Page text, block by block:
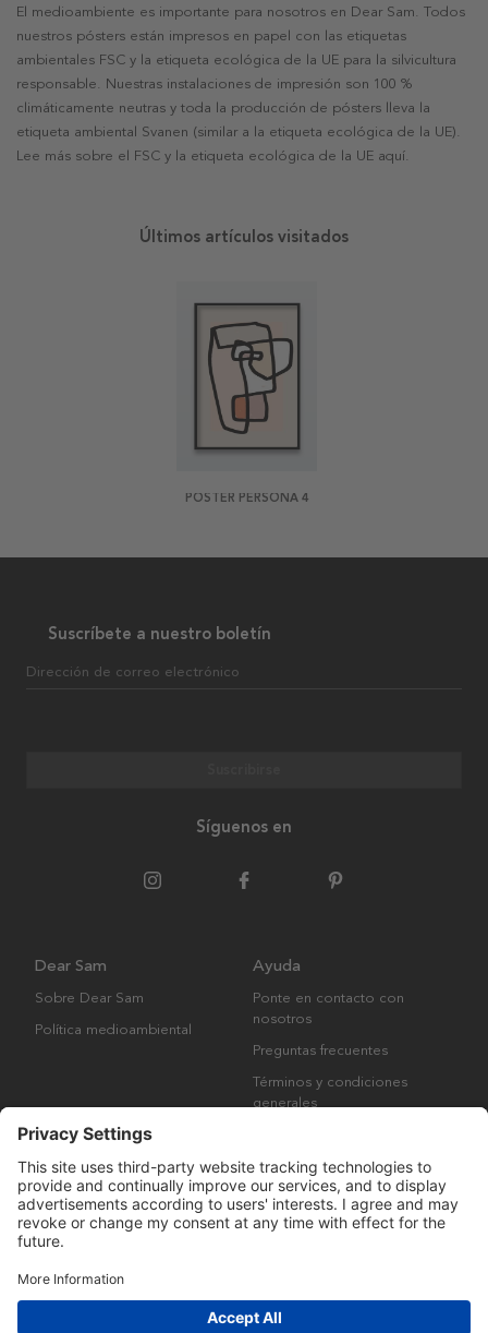
El medioambiente es importante para nosotros en Dear Sam. Todos
nuestros pósters están impresos en papel con las etiquetas
ambientales FSC y la etiqueta ecológica de la UE para la silvicultura
responsable. Nuestras instalaciones de impresión son 100 %
climáticamente neutras y toda la producción de pósters lleva la
etiqueta ambiental Svanen (similar a la etiqueta ecológica de la UE).
Lee más sobre el FSC y la etiqueta ecológica de la UE aquí.
Últimos artículos visitados
POSTER PERSONA 4
Suscríbete a nuestro boletín
Dirección de correo electrónico
Síguenos en
Dear Sam
Sobre Dear Sam
Política medioambiental
Ayuda
Ponte en contacto con
nosotros
Preguntas frecuentes
Términos y condiciones
generales
Derechos de autor © Many Brands AB 2023. Todos los derechos